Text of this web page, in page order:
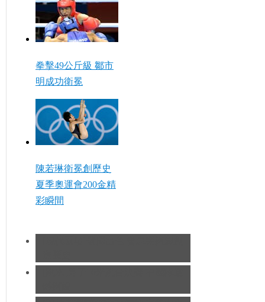
拳擊49公斤級 鄒市
明成功衛冕
陳若琳衛冕創歷史
夏季奧運會200金精
彩瞬間